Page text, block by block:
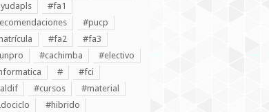
#fa1
#pucp
#fa2
#fa3
#cachimba
#electivo
#
#fci
#cursos
#material
#hibrido